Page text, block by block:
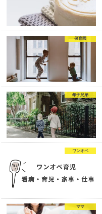
保育園
年子兄弟
ワンオペ
ママ